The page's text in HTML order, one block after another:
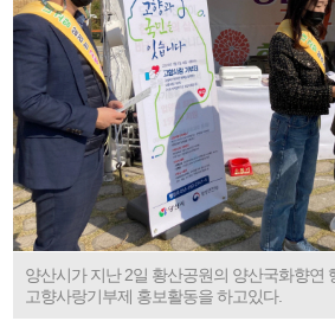
양산시가 지난 2일 황산공원의 양산국화향연
고향사랑기부제 홍보활동을 하고있다.